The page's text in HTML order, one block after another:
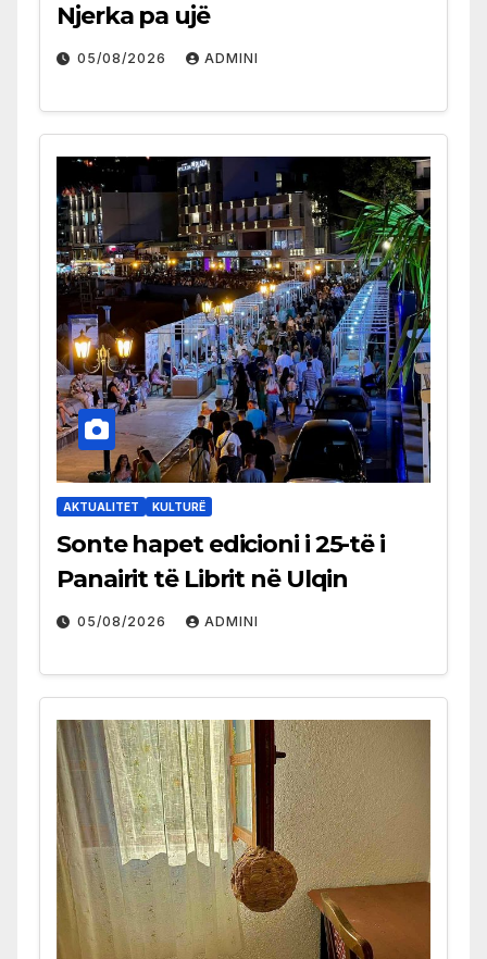
Njerka pa ujë
05/08/2026 ADMINI
AKTUALITET KULTURË
Sonte hapet edicioni i 25-të i
Panairit të Librit në Ulqin
05/08/2026 ADMINI